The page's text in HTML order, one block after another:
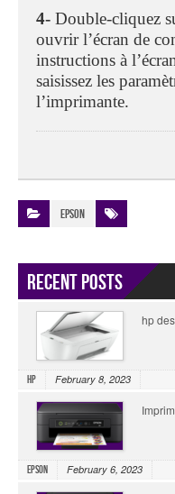
4- Double-cliquez
ouvrir l’écran de
instructions à
saisissez les
l’imprimante.
Epson
Recent Posts
hp
HP February 8, 2023
Epson February 6, 2023